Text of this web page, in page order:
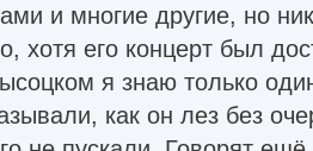
и многие другие, но
хотя его концерт был
я знаю только
как он лез без